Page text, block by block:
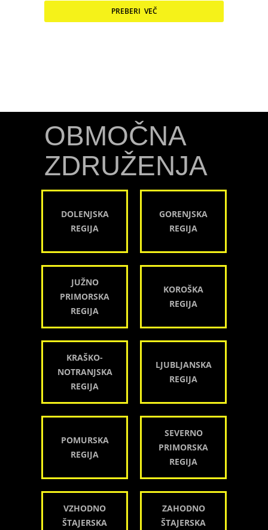
PREBERI VEČ
OBMOČNA
ZDRUŽENJA
DOLENJSKA
REGIJA
GORENJSKA
REGIJA
JUŽNO
PRIMORSKA
REGIJA
KOROŠKA
REGIJA
KRAŠKO-
NOTRANJSKA
REGIJA
LJUBLJANSKA
REGIJA
POMURSKA
REGIJA
SEVERNO
PRIMORSKA
REGIJA
VZHODNO
ŠTAJERSKA
ZAHODNO
ŠTAJERSKA